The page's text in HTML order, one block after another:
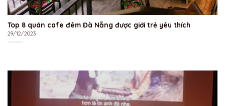
Top 8 quán cafe đêm Đà Nẵng được giới trẻ yêu thích
29/12/2023